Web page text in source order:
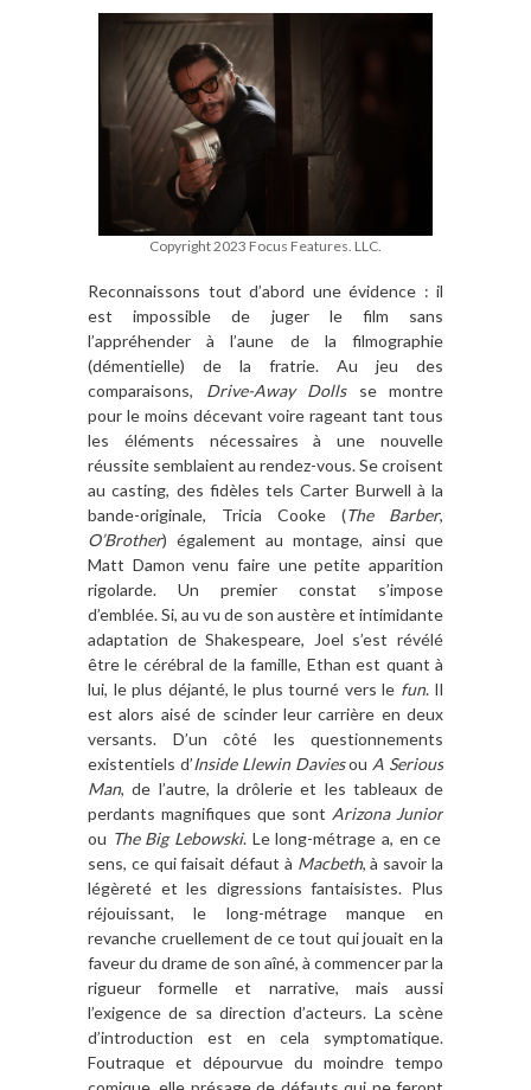
Copyright 2023 Focus Features. LLC.
Reconnaissons tout d’abord une évidence : il
est impossible de juger le film sans
l’appréhenderàl’aune de la filmographie
(démentielle) de la fratrie. Au jeu des
comparaisons, Drive-Away Dollsse montre
pour le moins décevant voire rageant tant tous
les éléments nécessairesàune nouvelle
réussite semblaient au rendez-vous. Se croisent
au casting, des fidèles tels Carter Burwell à la
bande-originale, Tricia Cooke (The Barber,
O’Brother) également au montage, ainsi que
Matt Damon venu faire une petite apparition
rigolarde. Un premier constat s’impose
d’emblée. Si, au vu de son austèreet intimidante
adaptation de Shakespeare, Joel s’est révélé
être le cérébral de la famille, Ethan est quantà
lui, le plus déjanté, le plus tourné vers le fun. Il
est alors aiséde scinder leur carrière en deux
versants. D’un côté les questionnements
existentiels d’Inside Llewin Daviesou A Serious
Man, de l’autre, la drôlerie et les tableaux de
perdants magnifiques que sont Arizona Junior
ou The Big Lebowski. Le long-métrage a, en ce
sens, ce qui faisait défaut à Macbeth,à savoir la
légèreté et les digressions fantaisistes. Plus
réjouissant, le long-métrage manque en
revanche cruellement de cetout qui jouait en la
faveur du drame de son aîné, à commencer par la
rigueur formelle et narrative, mais aussi
l’exigence de sa direction d’acteurs. La scène
d’introduction est en cela symptomatique.
Foutraque et dépourvue du moindre tempo